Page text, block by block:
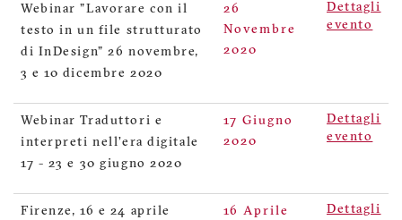
Webinar "Lavorare con il
testo in un file strutturato
di InDesign" 26 novembre,
3 e 10 dicembre 2020
26
Novembre
2020
Dettagli
evento
Webinar Traduttori e
interpreti nell’era digitale
17 - 23 e 30 giugno 2020
17 Giugno
2020
Dettagli
evento
Firenze, 16 e 24 aprile
16 Aprile
Dettagli